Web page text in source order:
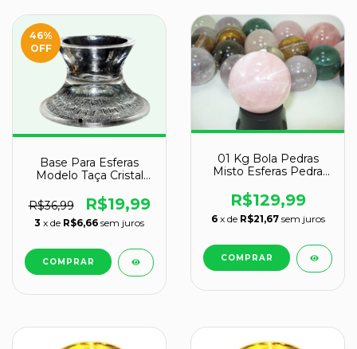
46%
OFF
Base Para Esferas
Modelo Taça Cristal
Esferas de 1kg a 6kg
JB1890
R$36,99 R$19,99
3 x de R$6,66 sem juros
01 Kg Bola Pedras
Misto Esferas Pedra
ATACADO
R$129,99
6 x de R$21,67 sem juros